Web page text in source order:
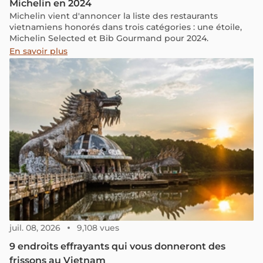
Michelin en 2024
Michelin vient d'annoncer la liste des restaurants
vietnamiens honorés dans trois catégories : une étoile,
Michelin Selected et Bib Gourmand pour 2024.
En savoir plus
juil. 08, 2026 9,108 vues
9 endroits effrayants qui vous donneront des
frissons au Vietnam